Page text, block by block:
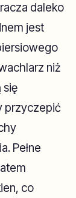
daleko
jest
niż
się
przyczepić
Pełne
co